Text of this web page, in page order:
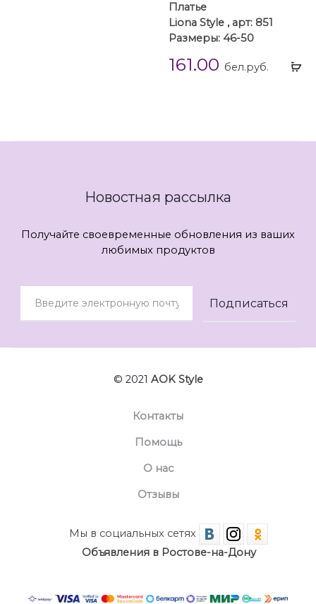
Платье
Liona Style , арт: 851
Размеры: 46-50
161.00 бел.руб.
Новостная рассылка
Получайте своевременные обновления из ваших
любимых продуктов
© 2021 AOK Style
Контакты
Помощь
О нас
Отзывы
Мы в социальных сетях
Объявления в Ростове-на-Дону